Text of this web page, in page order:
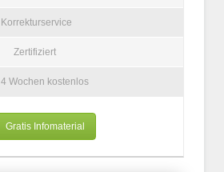
Korrekturservice
Zertifiziert
4 Wochen kostenlos
Gratis Infomaterial